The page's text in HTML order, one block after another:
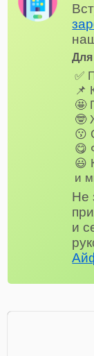
Для
✅
📌
🤩
🤓
😗
😋
😃
и
Не
и